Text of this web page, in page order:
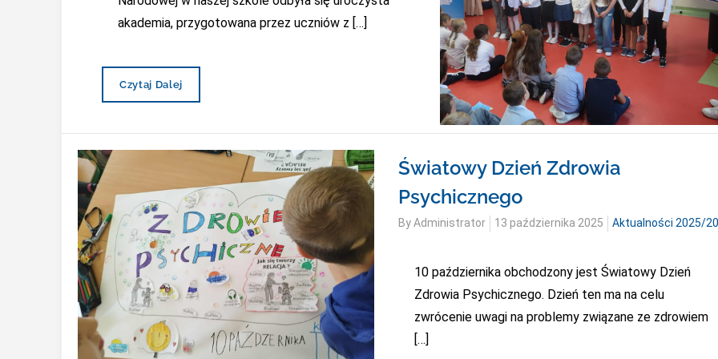
akademia, przygotowana przez uczniów z […]
Dzień
Czytaj Dalej
Światowy Dzień Zdrowia
Psychicznego
ByAdministrator
Posted
13 października 2025 Aktualności 2025/
10 października obchodzony jest Światowy Dzień
Zdrowia Psychicznego. Dzień ten ma na celu
zwrócenie uwagi na problemy związane ze zdrowiem
[…]